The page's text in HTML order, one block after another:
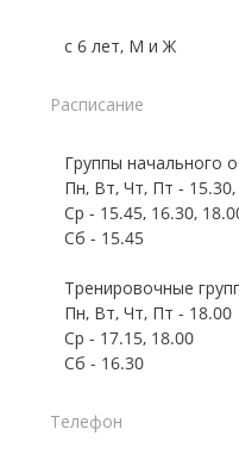
с 6 лет, М и Ж
Расписание
Группы начального
Пн, Вт, Чт, Пт -
Ср - 15.45, 16.30,
Сб - 15.45
Тренировочные
Пн, Вт, Чт, Пт - 18.00
Ср - 17.15, 18.00
Сб - 16.30
Телефон